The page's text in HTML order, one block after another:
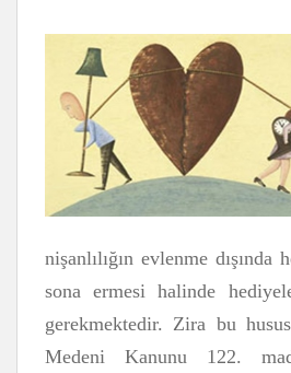
nişanlılığın evlenme dışında
sona ermesi halinde
gerekmektedir. Zira bu
Medeni Kanunu 122.